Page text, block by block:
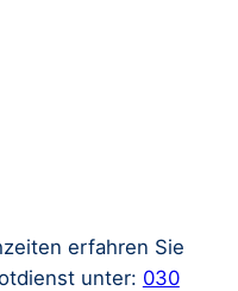
erfahren Sie
unter: 030